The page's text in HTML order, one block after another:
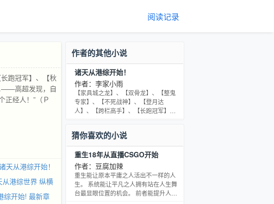
阅读记录
跑冠军】、【秋
高超发现，自
正经人！”（Ｐ
天从港综开始！
从港综世界 纵横
综开始! 最新章
作者的其他小说
诸天从港综开始！
作者：李家小雨
【家具城之龙】、【双骨龙】、【整鬼
专家】、【不死战神】、【登月达
人】、【跨栏高手】、【长跑冠军】、
开队长】、【钞能力】……——高超发
现，自己接触到那些经典的影视角色
后，便有机会获得对应的天赋和体验
卡！ “我叫高超，超人的超，是个正经
人！”（ＰＳ，已有均订一万二，高订三
万七的作品《诸天纵横，从港综开
始》）
猜你喜欢的小说
重生18年从直播CSGO开始
作者：豆腐加辣
重生能让原本平庸之人活出不一样的人
生。 系统能让平凡之人拥有站在人生舞
台最显眼位置的机会。 前者能提升人生